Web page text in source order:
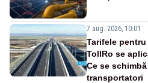
7 aug. 2026, 10:01
Tarifele
TollRo se
Ce se
transportatori